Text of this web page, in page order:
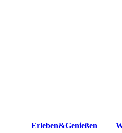
Erleben&Genießen